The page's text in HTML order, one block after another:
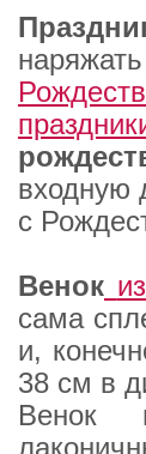
входную
с
Венок
сама
и,
38 см в
Венок